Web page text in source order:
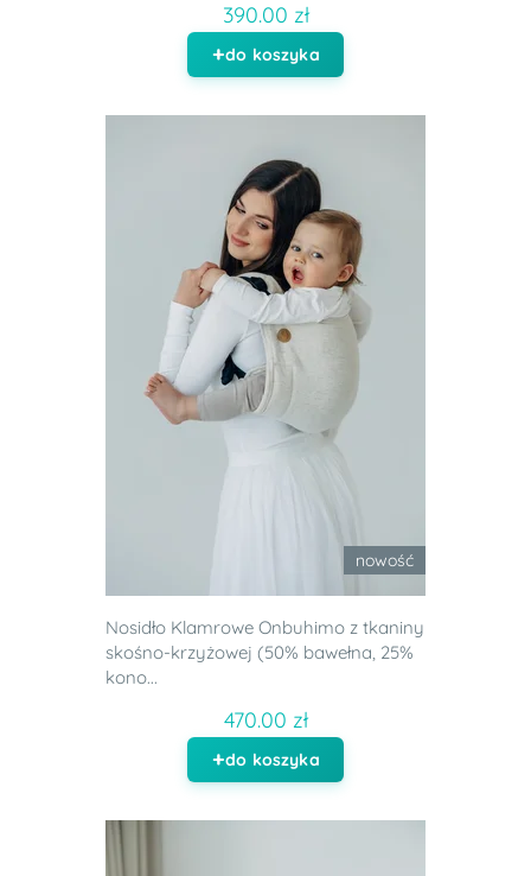
390.00 zł
do koszyka
nowość
Nosidło Klamrowe Onbuhimo z tkaniny
skośno-krzyżowej (50% bawełna, 25%
kono...
470.00 zł
do koszyka